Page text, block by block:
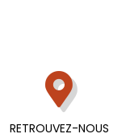
RETROUVEZ-NOUS